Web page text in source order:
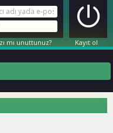
mı unuttunuz? Kayıt ol